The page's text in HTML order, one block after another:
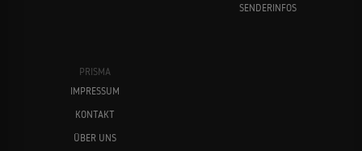
SENDERINFOS
PRISMA
IMPRESSUM
KONTAKT
ÜBER UNS